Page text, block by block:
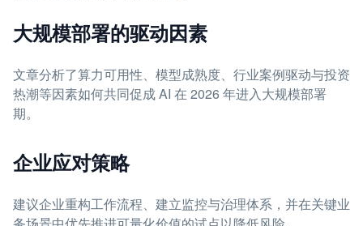
大规模部署的驱动因素
文章分析了算力可用性、模型成熟度、行业案例驱动与投资
热潮等因素如何共同促成 AI 在 2026 年进入大规模部署
期。
企业应对策略
建议企业重构工作流程、建立监控与治理体系，并在关键业